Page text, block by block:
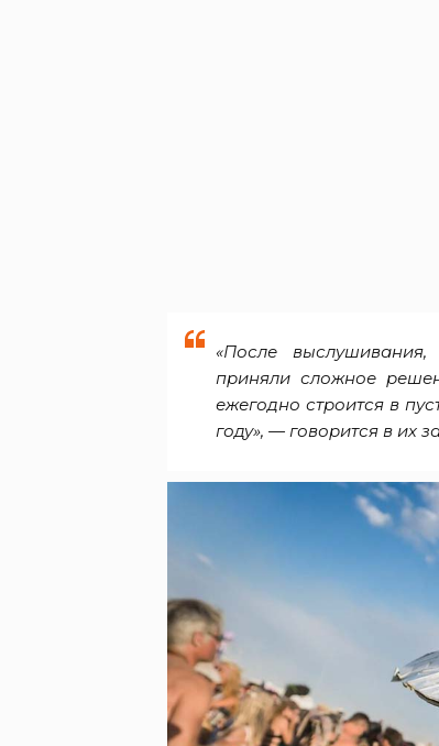
«После
приняли сложное
ежегодно строится в
году», — говорится в их